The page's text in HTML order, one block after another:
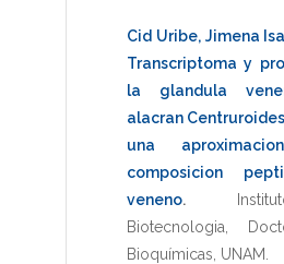
Cid Uribe, Jimena
Transcriptoma y
la glandula
alacran
una
composicion
veneno.
Biotecnologia
Bioquímicas UNAM